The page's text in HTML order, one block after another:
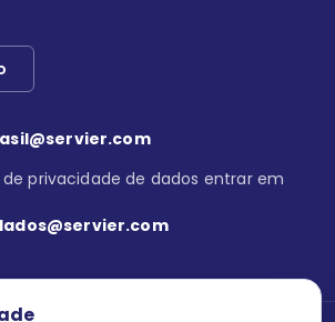
privacidade de dados entrar em